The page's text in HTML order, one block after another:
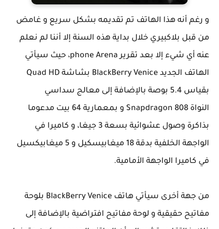
و رغم أنه هذا الهاتف تم تقديمه بشكل سريع و غامض
من قبل بلاكبيري خلال بداية هذه السنة إلا أننا لم نعلم
عنه أي شيء إلا بعد تقرير phone Arena، حيث سيأتي
الهاتف الجديد BlackBerry Venice بشاشة Quad HD
بقياس 5.4 بوصة بالإضافة إلى معالج سداسي
النواة Snapdragon 808 و بمعمارية 64 بيت مدعوما
بذاكرة وصول عشوائية بسعة 3 جيغا، و كاميرا في
الواجهة الخلفية بدقة 18 ميغابيسكيل و 5 ميغابيكسيل
في كاميرا الواجهة الأمامية.
من جهة أخرى سيأتي هاتف BlackBerry Venice بلوحة
مفاتيح حقيقية و لوحة مفاتيح افتراضية بالإضافة إلى